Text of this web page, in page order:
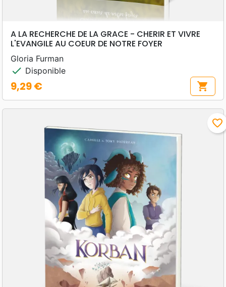
A LA RECHERCHE DE LA GRACE - CHERIR ET VIVRE
L'EVANGILE AU COEUR DE NOTRE FOYER
Gloria Furman
check Disponible
Prix
9,29 € shopping_cart
favorite_border